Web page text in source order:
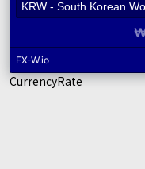
CurrencyRate